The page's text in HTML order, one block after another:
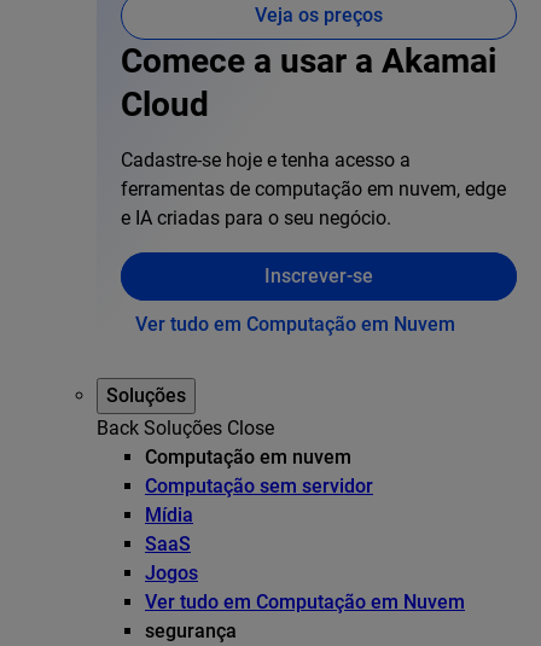
Veja os preços
Comece a usar a Akamai
Cloud
Cadastre-se hoje e tenha acesso a
ferramentas de computação em nuvem, edge
e IA criadas para o seu negócio.
Inscrever-se
Ver tudo em Computação em Nuvem
Soluções
Back Soluções Close
Computação em nuvem
Computação sem servidor
Mídia
SaaS
Jogos
Ver tudo em Computação em Nuvem
segurança